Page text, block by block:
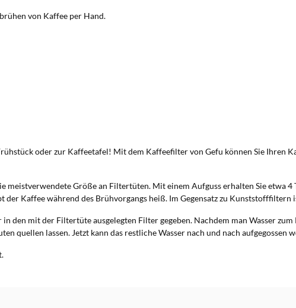
von Kaffee per Hand.
oder zur Kaffeetafel! Mit dem Kaffeefilter von Gefu können Sie Ihren
meistverwendete Größe an Filtertüten. Mit einem Aufguss erhalten Sie etwa 4
Kaffee während des Brühvorgangs heiß. Im Gegensatz zu
den mit der Filtertüte ausgelegten Filter gegeben. Nachdem man Wasser
quellen lassen. Jetzt kann das restliche Wasser nach und nach aufgegossen